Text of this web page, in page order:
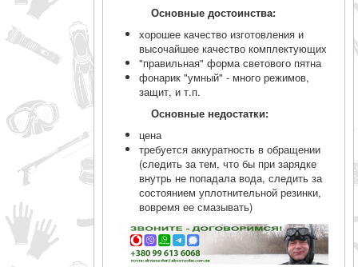
Основные достоинства:
хорошее качество изготовления и
высочайшее качество комплектующих
"правильная" форма светового пятна
фонарик "умный" - много режимов,
защит, и т.п.
Основные недостатки:
цена
требуется аккуратность в обращении
(следить за тем, что бы при зарядке
внутрь не попадала вода, следить за
состоянием уплотнительной резинки,
вовремя ее смазывать)